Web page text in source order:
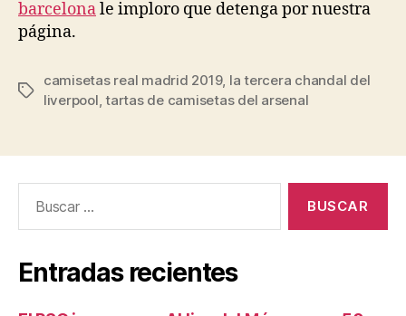
barcelonale imploro que detenga por nuestra
página.
Etiquetas
camisetas real madrid 2019, la tercera chandal del
liverpool ,tartas de camisetas del arsenal
Entradas recientes